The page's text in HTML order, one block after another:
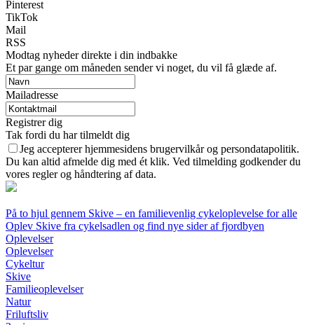
Pinterest
TikTok
Mail
RSS
Modtag nyheder direkte i din indbakke
Et par gange om måneden sender vi noget, du vil få glæde af.
Mailadresse
Registrer dig
Tak fordi du har tilmeldt dig
Jeg accepterer hjemmesidens brugervilkår og persondatapolitik.
Du kan altid afmelde dig med ét klik. Ved tilmelding godkender du
vores regler og håndtering af data.
På to hjul gennem Skive – en familievenlig cykeloplevelse for alle
Oplev Skive fra cykelsadlen og find nye sider af fjordbyen
Oplevelser
Oplevelser
Cykeltur
Skive
Familieoplevelser
Natur
Friluftsliv